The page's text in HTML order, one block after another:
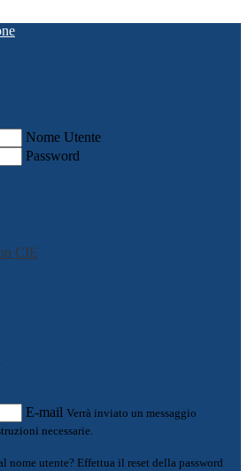
Nome Utente
Password
CIE
E-mail Verrà inviato un messaggio
necessarie.
nome utente? Effettua il reset della password